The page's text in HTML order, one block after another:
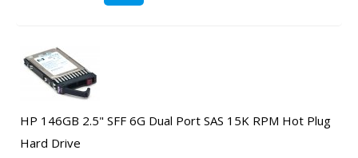
HP 146GB 2.5" SFF 6G Dual Port SAS 15K RPM Hot Plug
Hard Drive